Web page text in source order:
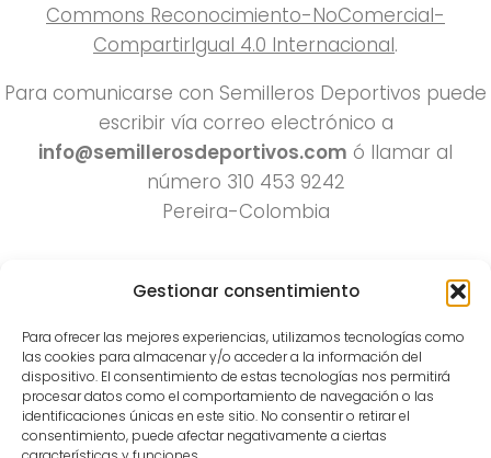
Gestionar consentimiento
Para ofrecer las mejores experiencias, utilizamos tecnologías como
las cookies para almacenar y/o acceder a la información del
dispositivo. El consentimiento de estas tecnologías nos permitirá
procesar datos como el comportamiento de navegación o las
identificaciones únicas en este sitio. No consentir o retirar el
consentimiento, puede afectar negativamente a ciertas
Commons Reconocimiento-NoComercial-
CompartirIgual 4.0 Internacional.
Para comunicarse con Semilleros Deportivos puede
escribir vía correo electrónico a
info@semillerosdeportivos.com ó llamar al
número 310 453 9242
Pereira-Colombia
Todos los derechos reservados 2022.
Funciona con - Diseñado con el